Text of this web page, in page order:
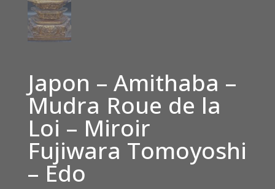
Japon – Amithaba –
Mudra Roue de la
Loi – Miroir
Fujiwara Tomoyoshi
– Edo